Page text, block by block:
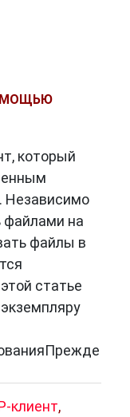
FTP (File
определяет
к
и порту.
который
Независимо
файлами на
файлы в
статье
клиент,